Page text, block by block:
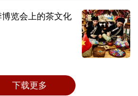
博览会上的茶文化
下载更多